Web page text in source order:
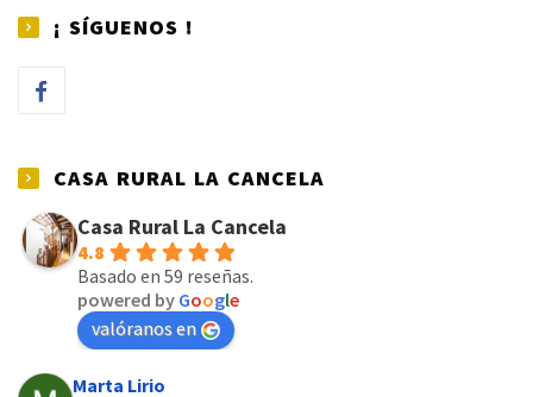
¡ SÍGUENOS !
CASA RURAL LA CANCELA
Casa Rural La Cancela
4.8
Basado en 59 reseñas.
powered by Google
valóranos en
Marta Lirio